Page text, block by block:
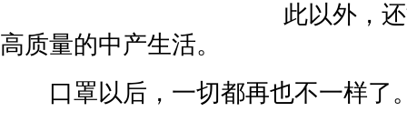
此以外，
高质量的中产生活。
口罩以后，一切都再也不一样了